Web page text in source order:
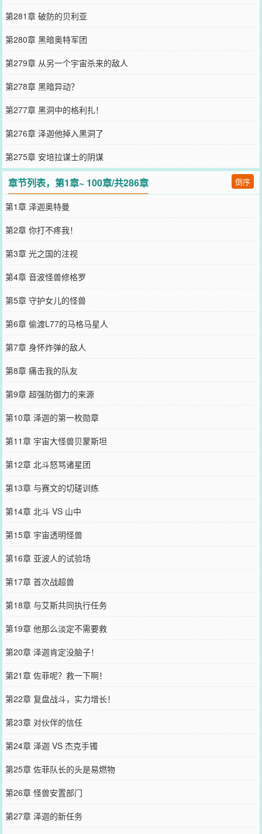
第281章 破防的贝利亚
第280章 黑暗奥特军团
第279章 从另一个宇宙杀来的敌人
第278章 黑暗异动？
第277章 黑洞中的格利扎！
第276章 泽迦他掉入黑洞了
第275章 安培拉谋士的阴谋
章节列表，第1章~ 100章/共286章 倒序
第1章 泽迦奥特曼
第2章 你打不疼我！
第3章 光之国的注视
第4章 音波怪兽修格罗
第5章 守护女儿的怪兽
第6章 偷渡L77的马格马星人
第7章 身怀炸弹的敌人
第8章 痛击我的队友
第9章 超强防御力的来源
第10章 泽迦的第一枚勋章
第11章 宇宙大怪兽贝蒙斯坦
第12章 北斗怒骂诸星团
第13章 与赛文的切磋训练
第14章 北斗 VS 山中
第15章 宇宙透明怪兽
第16章 亚波人的试验场
第17章 首次战超兽
第18章 与艾斯共同执行任务
第19章 他那么淡定不需要救
第20章 泽迦肯定没脑子！
第21章 佐菲呢？救一下啊！
第22章 复盘战斗，实力增长！
第23章 对伙伴的信任
第24章 泽迦 VS 杰克手镯
第25章 佐菲队长的头是易燃物
第26章 怪兽安置部门
第27章 泽迦的新任务